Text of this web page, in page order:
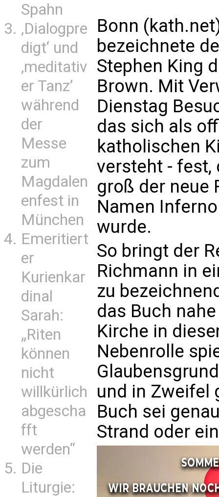
Spahn
‚Dialogpre
digt‘ und
‚meditativ
er Tanz’
während
der
Messe
zum
Magdalen
enfest in
München
Emeritiert
er
Kurienkar
dinal
Sarah:
„Riten
können
nicht
willkürlich
abgescha
fft
werden“
Die
Liturgie:
Bonn
bezeichnete
Stephen King
Brown. Mit
Dienstag
das sich als
katholischen
versteht - fest,
groß der neue
Namen
wurde.
So bringt der
Richmann in
zu
das Buch
Kirche in
Nebenrolle
und in Zweifel
Buch sei
Strand oder